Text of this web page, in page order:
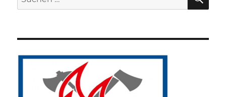
nach: